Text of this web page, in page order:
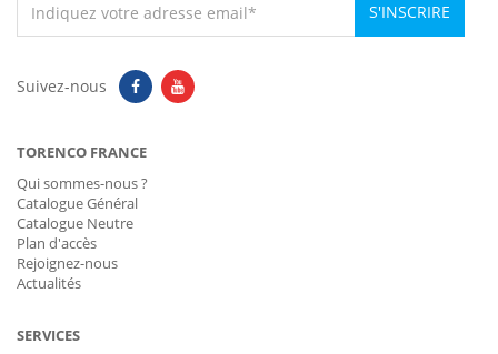
S'INSCRIRE
Suivez-nous
TORENCO FRANCE
Qui sommes-nous ?
Catalogue Général
Catalogue Neutre
Plan d'accès
Rejoignez-nous
Actualités
SERVICES